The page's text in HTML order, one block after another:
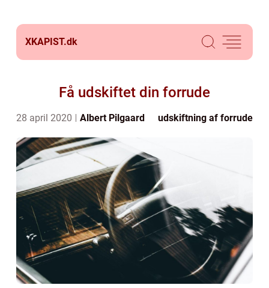
XKAPIST.dk
Få udskiftet din forrude
28 april 2020 Albert Pilgaard udskiftning af forrude